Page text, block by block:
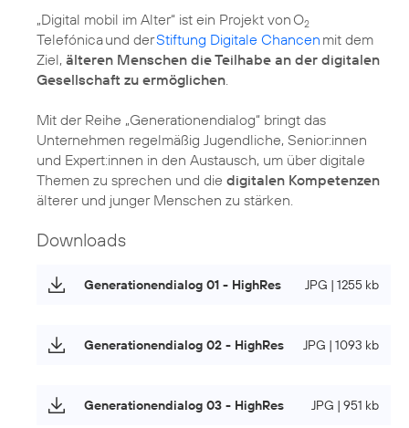
„Digital mobil im Alter“ ist ein Projekt von O2
Telefónica und derStiftung Digitale Chancen mit dem
Ziel, älteren Menschen die Teilhabe an der digitalen
Gesellschaft zu ermöglichen.
Mit der Reihe „Generationendialog“ bringt das
Unternehmen regelmäßig Jugendliche, Senior:innen
und Expert:innen in den Austausch, um über digitale
Themen zu sprechen und die digitalen Kompetenzen
älterer und junger Menschen zu stärken.
Downloads
Generationendialog 01 - HighRes JPG | 1255 kb
Generationendialog 02 - HighRes JPG | 1093 kb
Generationendialog 03 - HighRes JPG | 951 kb